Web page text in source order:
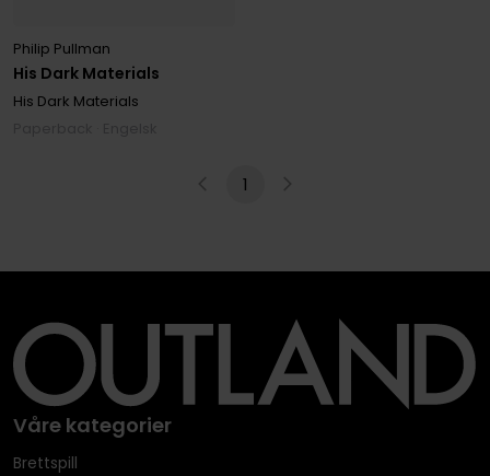
His Dark Materials
Philip Pullman
His Dark Materials
1
Våre kategorier
Brettspill